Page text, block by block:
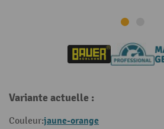
Variante actuelle :
Couleur:jaune-orange